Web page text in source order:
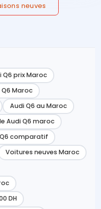
neuves
Q6 prix Maroc
Q6 Maroc
Audi Q6 au Maroc
Audi Q6 maroc
comparatif
Voitures neuves Maroc
DH